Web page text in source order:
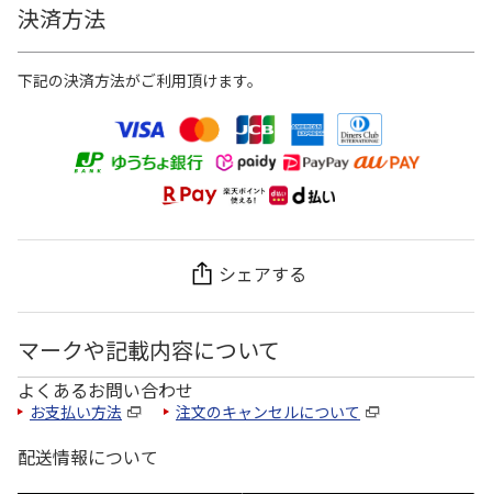
決済方法
下記の決済方法がご利用頂けます。
シェアする
マークや記載内容について
よくあるお問い合わせ
お支払い方法 注文のキャンセルについて
配送情報について